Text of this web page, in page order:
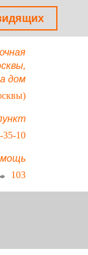
дом
35-10
103